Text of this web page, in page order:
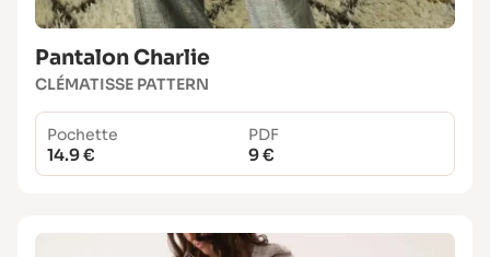
Pantalon Charlie
CLÉMATISSE PATTERN
Pochette
14.9 €
PDF
9 €